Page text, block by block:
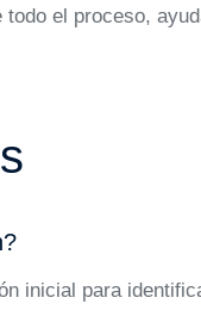
el proceso,
inicial para